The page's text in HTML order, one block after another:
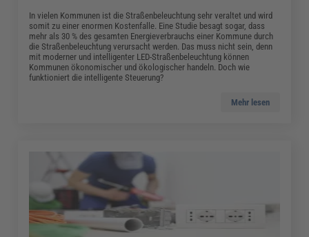
In vielen Kommunen ist die Straßenbeleuchtung sehr veraltet und wird
somit zu einer enormen Kostenfalle. Eine Studie besagt sogar, dass
mehr als 30 % des gesamten Energieverbrauchs einer Kommune durch
die Straßenbeleuchtung verursacht werden. Das muss nicht sein, denn
mit moderner und intelligenter LED-Straßenbeleuchtung können
Kommunen ökonomischer und ökologischer handeln. Doch wie
funktioniert die intelligente Steuerung?
Mehr lesen